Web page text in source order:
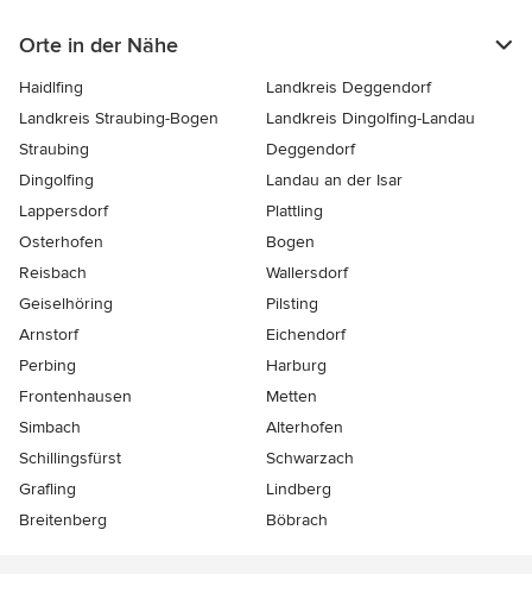
Orte in der Nähe
Haidlfing
Landkreis Deggendorf
Landkreis Straubing-Bogen
Landkreis Dingolfing-Landau
Straubing
Deggendorf
Dingolfing
Landau an der Isar
Lappersdorf
Plattling
Osterhofen
Bogen
Reisbach
Wallersdorf
Geiselhöring
Pilsting
Arnstorf
Eichendorf
Perbing
Harburg
Frontenhausen
Metten
Simbach
Alterhofen
Schillingsfürst
Schwarzach
Grafling
Lindberg
Breitenberg
Böbrach